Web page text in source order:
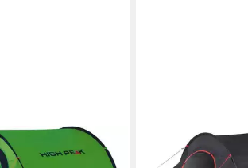
2, Personen: 2 (Set,
HIGH PEAK
Wurfzelt Pop up